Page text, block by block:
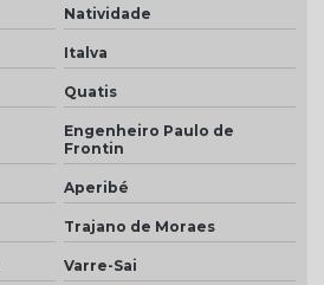
Natividade
Italva
Quatis
Engenheiro Paulo de
Frontin
Aperibé
Trajano de Moraes
Varre-Sai